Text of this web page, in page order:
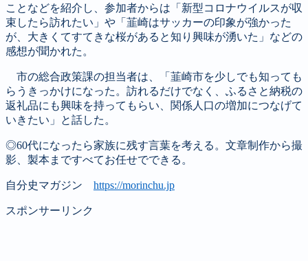
ことなどを紹介し、参加者からは「新型コロナウイルスが収
束したら訪れたい」や「韮崎はサッカーの印象が強かった
が、大きくてすてきな桜があると知り興味が湧いた」などの
感想が聞かれた。
市の総合政策課の担当者は、「韮崎市を少しでも知っても
らうきっかけになった。訪れるだけでなく、ふるさと納税の
返礼品にも興味を持ってもらい、関係人口の増加につなげて
いきたい」と話した。
◎60代になったら家族に残す言葉を考える。文章制作から撮
影、製本まですべてお任せでできる。
自分史マガジン https://morinchu.jp
スポンサーリンク